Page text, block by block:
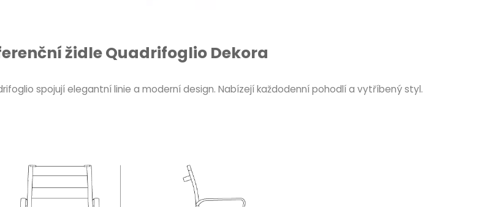
židle Quadrifoglio Dekora
spojují elegantní linie a moderní design. Nabízejí každodenní pohodlí a vytříbený styl.